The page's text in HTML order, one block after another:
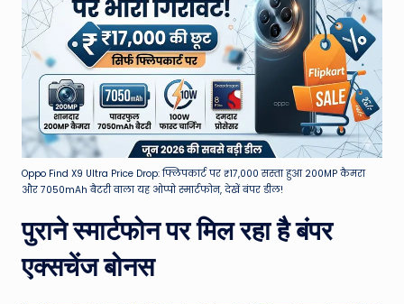
Oppo Find X9 Ultra Price Drop: फ्लिपकार्ट पर ₹17,000 सस्ता हुआ 200MP कैमरा
और 7050mAh बैटरी वाला यह ओप्पो स्मार्टफोन, देखें बंपर डील!
पुराने स्मार्टफोन पर मिल रहा है बंपर
एक्सचेंज बोनस